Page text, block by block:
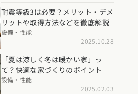
耐震等級3は必要？メリット・デメ
リットや取得方法などを徹底解説
設備・性能
2025.10.28
「夏は涼しく冬は暖かい家」っ
て？快適な家づくりのポイント
設備・性能
2025.02.03